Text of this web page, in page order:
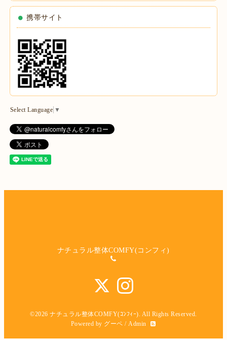
携帯サイト
Select Language ▼
ナチュラル整体COMFY(コンフィ)
©2026ナチュラル整体COMFY(ｺﾝﾌｨｰ) . All Rights Reserved.
Powered by グーペ / Admin